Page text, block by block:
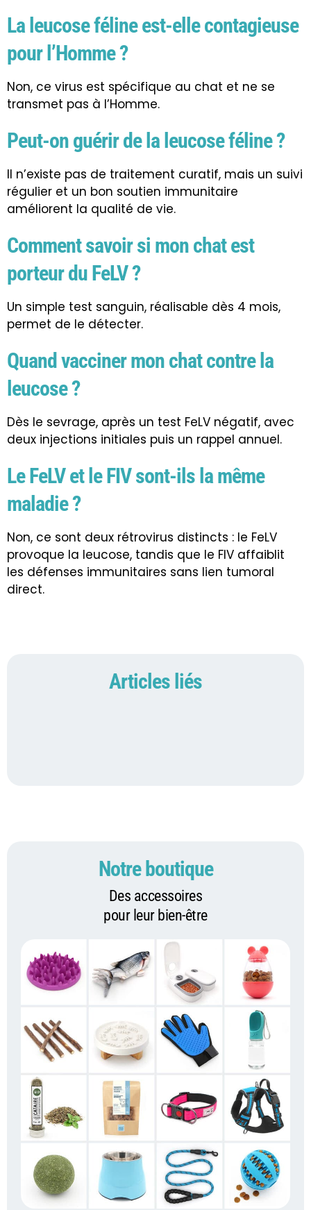
La leucose féline est-elle contagieuse
pour l’Homme ?
Non, ce virus est spécifique au chat et ne se
transmet pas à l’Homme.
Peut-on guérir de la leucose féline ?
Il n’existe pas de traitement curatif, mais un suivi
régulier et un bon soutien immunitaire
améliorent la qualité de vie.
Comment savoir si mon chat est
porteur du FeLV ?
Un simple test sanguin, réalisable dès 4 mois,
permet de le détecter.
Quand vacciner mon chat contre la
leucose ?
Dès le sevrage, après un test FeLV négatif, avec
deux injections initiales puis un rappel annuel.
Le FeLV et le FIV sont-ils la même
maladie ?
Non, ce sont deux rétrovirus distincts : le FeLV
provoque la leucose, tandis que le FIV affaiblit
les défenses immunitaires sans lien tumoral
direct.
Articles liés
Notre boutique
Des accessoires
pour leur bien-être